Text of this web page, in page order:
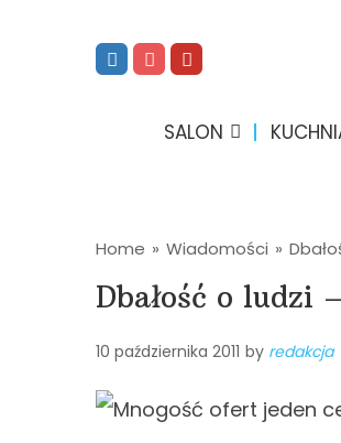
SALON
Home » Wiadomości »
Dbałość o ludzi
10 października 2011 by redakcja